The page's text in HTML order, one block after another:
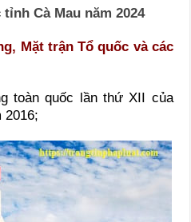
Cà Mau năm 2024
Mặt trận Tổ quốc và các
toàn quốc lần thứ XII của
2016;